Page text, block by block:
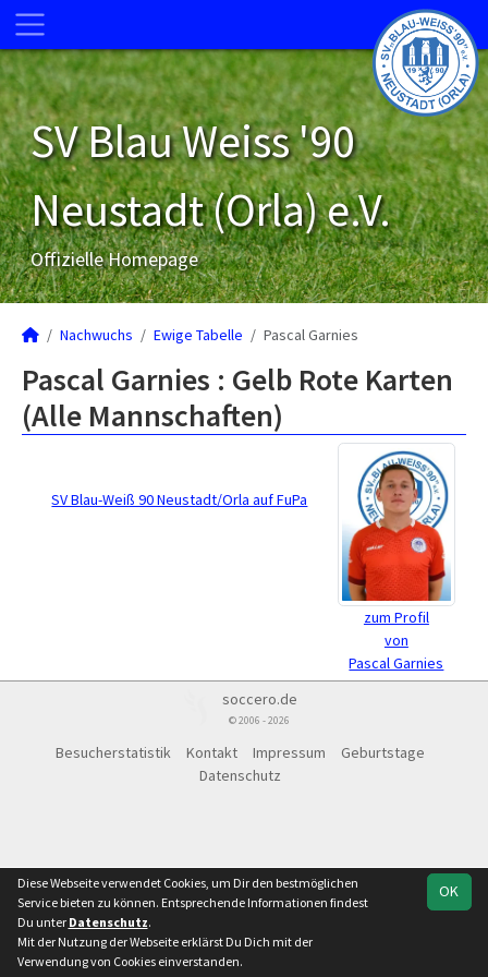
SV Blau Weiss '90
Neustadt (Orla) e.V.
Offizielle Homepage
Nachwuchs Ewige Tabelle Pascal Garnies
Pascal Garnies : Gelb Rote Karten
(Alle Mannschaften)
zum Profil
von
Pascal Garnies
SV Blau-Weiß 90 Neustadt/Orla auf FuPa
soccero.de
© 2006 - 2026
Besucherstatistik Kontakt Impressum
Geburtstage
Datenschutz
OK
Diese Webseite verwendet Cookies, um Dir den bestmöglichen
Service bieten zu können. Entsprechende Informationen findest
Du unter Datenschutz.
Mit der Nutzung der Webseite erklärst Du Dich mit der
Verwendung von Cookies einverstanden.